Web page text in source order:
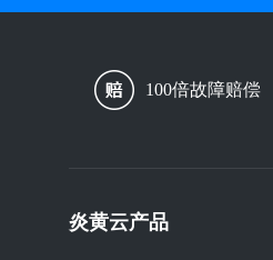
100倍故障赔偿
炎黄云产品